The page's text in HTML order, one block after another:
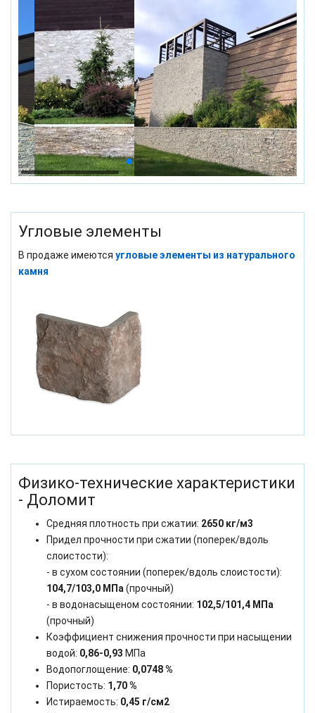
Угловые элементы
В продаже имеются угловые элементы из натурального
камня
Физико-технические характеристики
- Доломит
Средняя плотность при сжатии: 2650 кг/м3
Придел прочности при сжатии (поперек/вдоль
слоистости):
- в сухом состоянии (поперек/вдоль слоистости):
104,7/103,0 МПа (прочный)
- в водонасыщеном состоянии: 102,5/101,4 МПа
(прочный)
Коэффициент снижения прочности при насыщении
водой: 0,86-0,93 МПа
Водопоглощение: 0,0748 %
Пористость: 1,70 %
Истираемость: 0,45 г/см2